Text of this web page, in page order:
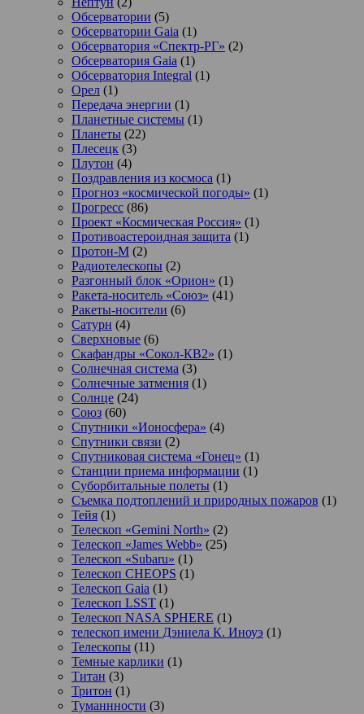
Обсерватории (5)
Обсерватории Gaia (1)
Обсерватория «Спектр-РГ» (2)
Обсерватория Gaia (1)
Обсерватория Integral (1)
Орел (1)
Передача энергии (1)
Планетные системы (1)
Планеты (22)
Плесецк (3)
Плутон (4)
Поздравления из космоса (1)
Прогноз «космической погоды» (1)
Прогресс (86)
Проект «Космическая Россия» (1)
Противоастероидная защита (1)
Протон-М (2)
Радиотелескопы (2)
Разгонный блок «Орион» (1)
Ракета-носитель «Союз» (41)
Ракеты-носители (6)
Сатурн (4)
Сверхновые (6)
Скафандры «Сокол-КВ2» (1)
Солнечная система (3)
Солнечные затмения (1)
Солнце (24)
Союз (60)
Спутники «Ионосфера» (4)
Спутники связи (2)
Спутниковая система «Гонец» (1)
Станции приема информации (1)
Суборбитальные полеты (1)
Съемка подтоплений и природных пожаров (1)
Тейя (1)
Телескоп «Gemini North» (2)
Телескоп «James Webb» (25)
Телескоп «Subaru» (1)
Телескоп CHEOPS (1)
Телескоп Gaia (1)
Телескоп LSST (1)
Телескоп NASA SPHERE (1)
телескоп имени Дэниела К. Иноуэ (1)
Телескопы (11)
Темные карлики (1)
Титан (3)
Тритон (1)
Туманнности (3)